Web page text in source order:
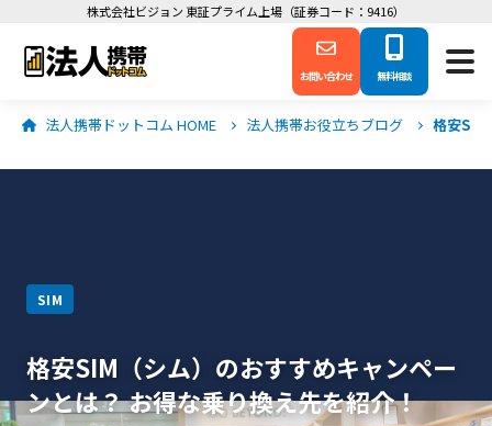
株式会社ビジョン 東証プライム上場（証券コード：9416）
お問い合わせ 無料相談
法人携帯ドットコム HOME 法人携帯お役立ちブログ 格安SIM
SIM
格安SIM（シム）のおすすめキャンペー
ンとは？ お得な乗り換え先を紹介！